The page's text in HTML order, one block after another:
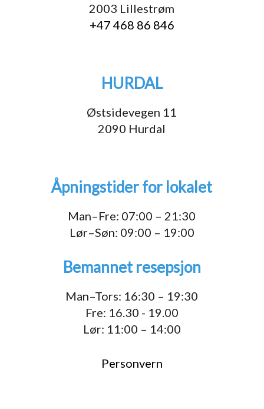
2003 Lillestrøm
+47 468 86 846
HURDAL
Østsidevegen 11
2090 Hurdal
Åpningstider for lokalet
Man–Fre: 07:00 – 21:30
Lør–Søn: 09:00 – 19:00
Bemannet resepsjon
Man–Tors: 16:30 – 19:30
Fre: 16.30 - 19.00
Lør: 11:00 – 14:00
Personvern